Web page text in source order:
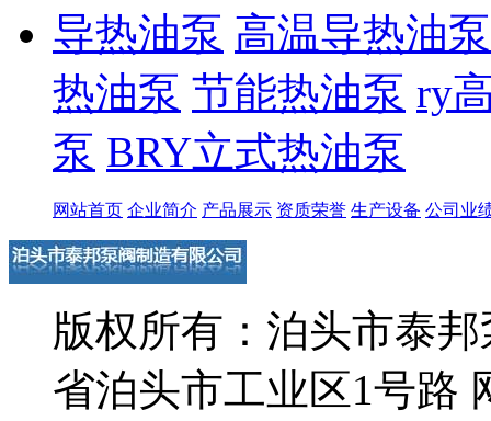
导热油泵 高温导热油泵
热油泵 节能热油泵 ry
泵 BRY立式热油泵
网站首页 企业简介 产品展示 资质荣誉 生产设备 公司业
版权所有：泊头市泰
省泊头市工业区1号路